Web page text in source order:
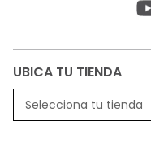
UBICA TU TIENDA
Selecciona tu tienda